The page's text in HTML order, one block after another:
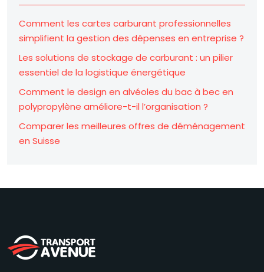
Comment les cartes carburant professionnelles
simplifient la gestion des dépenses en entreprise ?
Les solutions de stockage de carburant : un pilier
essentiel de la logistique énergétique
Comment le design en alvéoles du bac à bec en
polypropylène améliore-t-il l’organisation ?
Comparer les meilleures offres de déménagement
en Suisse